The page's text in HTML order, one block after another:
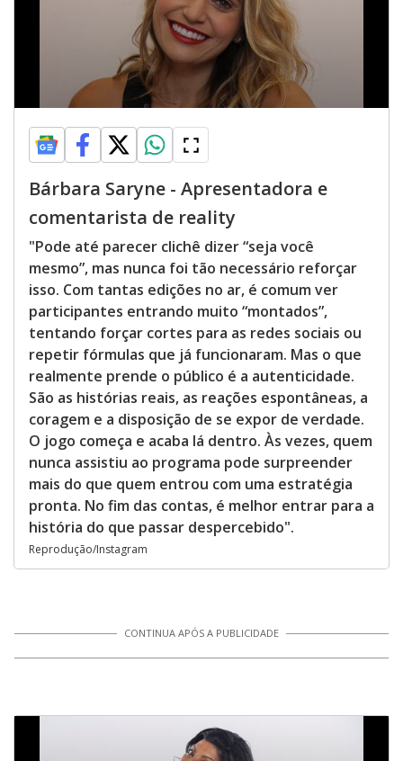
Bárbara Saryne - Apresentadora e
comentarista de reality
"Pode até parecer clichê dizer “seja você
mesmo”, mas nunca foi tão necessário reforçar
isso. Com tantas edições no ar, é comum ver
participantes entrando muito “montados”,
tentando forçar cortes para as redes sociais ou
repetir fórmulas que já funcionaram. Mas o que
realmente prende o público é a autenticidade.
São as histórias reais, as reações espontâneas, a
coragem e a disposição de se expor de verdade.
O jogo começa e acaba lá dentro. Às vezes, quem
nunca assistiu ao programa pode surpreender
mais do que quem entrou com uma estratégia
pronta. No fim das contas, é melhor entrar para a
história do que passar despercebido".
Reprodução/Instagram
CONTINUA APÓS A PUBLICIDADE